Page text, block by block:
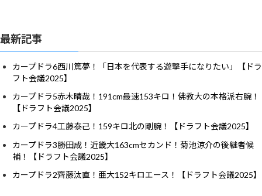
最新記事
カープドラ6西川篤夢！「日本を代表する遊撃手になりたい」【ドラ
フト会議2025】
カープドラ5赤木晴哉！191cm最速153キロ！佛教大の本格派右腕！
【ドラフト会議2025】
カープドラ4工藤泰己！159キロ北の剛腕！【ドラフト会議2025】
カープドラ3勝田成！近畿大163cmセカンド！菊池涼介の後継者候
補！【ドラフト会議2025】
カープドラ2齊藤汰直！亜大152キロエース！【ドラフト会議2025】